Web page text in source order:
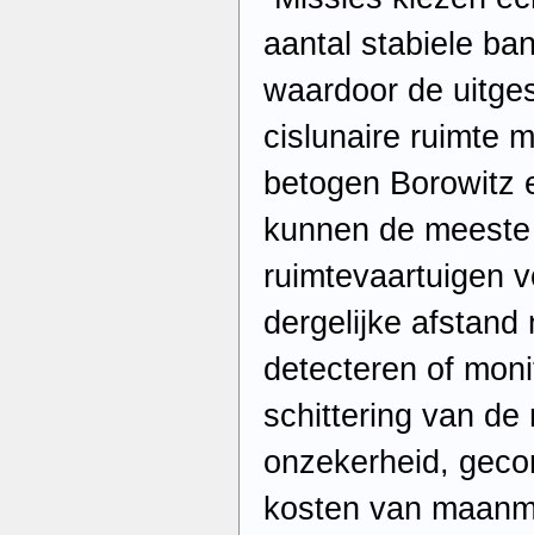
aantal stabiele
waardoor de
cislunaire ruimte
betogen Borowitz
kunnen de
ruimtevaartuigen
dergelijke afstand
detecteren of
schittering van de
onzekerheid,
kosten van